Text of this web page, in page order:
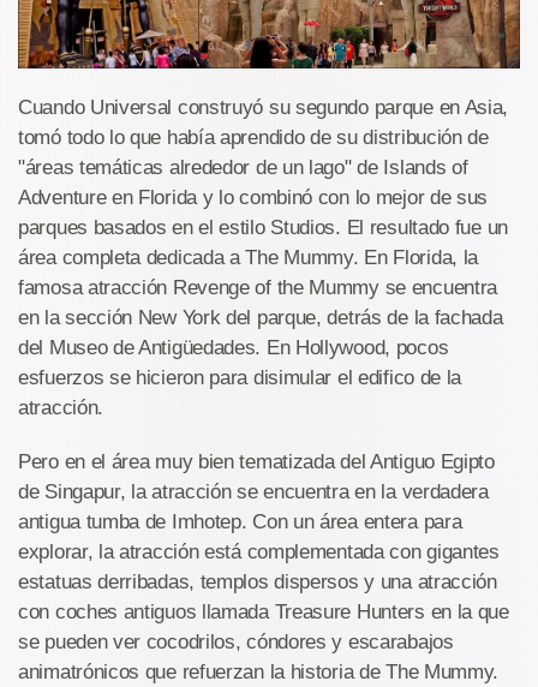
Cuando Universal construyó su segundo parque en Asia,
tomó todo lo que había aprendido de su distribución de
"áreas temáticas alrededor de un lago" de Islands of
Adventure en Florida y lo combinó con lo mejor de sus
parques basados en el estilo Studios. El resultado fue un
área completa dedicada a The Mummy. En Florida, la
famosa atracción Revenge of the Mummy se encuentra
en la sección New York del parque, detrás de la fachada
del Museo de Antigüedades. En Hollywood, pocos
esfuerzos se hicieron para disimular el edifico de la
atracción.
Pero en el área muy bien tematizada del Antiguo Egipto
de Singapur, la atracción se encuentra en la verdadera
antigua tumba de Imhotep. Con un área entera para
explorar, la atracción está complementada con gigantes
estatuas derribadas, templos dispersos y una atracción
con coches antiguos llamada Treasure Hunters en la que
se pueden ver cocodrilos, cóndores y escarabajos
animatrónicos que refuerzan la historia de The Mummy.